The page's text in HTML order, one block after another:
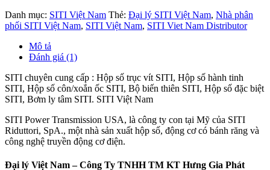
Danh mục: SITI Việt Nam Thẻ: Đại lý SITI Việt Nam, Nhà phân
phối SITI Việt Nam, SITI Việt Nam, SITI Viet Nam Distributor
Mô tả
Đánh giá (1)
SITI chuyên cung cấp : Hộp số trục vít SITI, Hộp số hành tinh
SITI, Hộp số côn/xoắn ốc SITI, Bộ biến thiên SITI, Hộp số đặc biệt
SITI, Bơm ly tâm SITI. SITI Việt Nam
SITI Power Transmission USA, là công ty con tại Mỹ của SITI
Riduttori, SpA., một nhà sản xuất hộp số, động cơ có bánh răng và
công nghệ truyền động cơ điện.
Đại lý Việt Nam – Công Ty TNHH TM KT Hưng Gia Phát